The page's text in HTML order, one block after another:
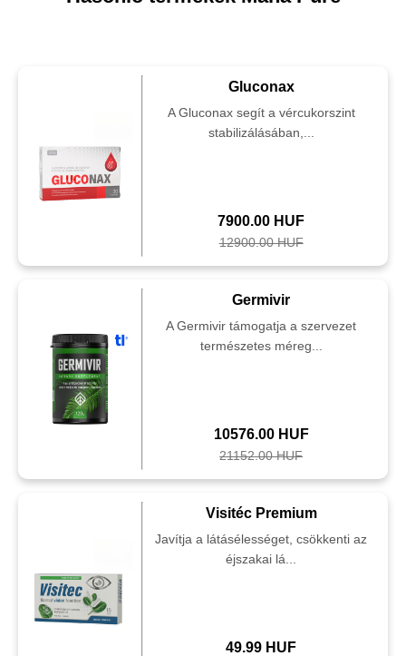
Gluconax
A Gluconax segít a vércukorszint
stabilizálásában,...
7900.00 HUF
12900.00 HUF
Germivir
A Germivir támogatja a szervezet
természetes méreg...
10576.00 HUF
21152.00 HUF
Visitéc Premium
Javítja a látásélességet, csökkenti az
éjszakai lá...
49.99 HUF